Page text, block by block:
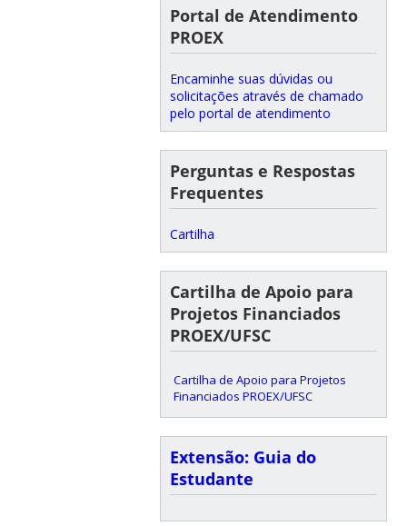
Portal de Atendimento
PROEX
Encaminhe suas dúvidas ou
solicitações através de chamado
pelo portal de atendimento
Perguntas e Respostas
Frequentes
Cartilha
Cartilha de Apoio para
Projetos Financiados
PROEX/UFSC
Cartilha de Apoio para Projetos
Financiados PROEX/UFSC
Extensão: Guia do
Estudante